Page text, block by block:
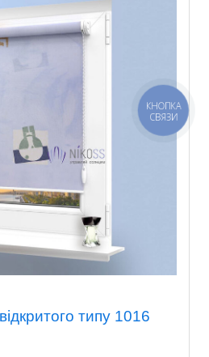
типу 1016
КНОПКА
СВЯЗИ